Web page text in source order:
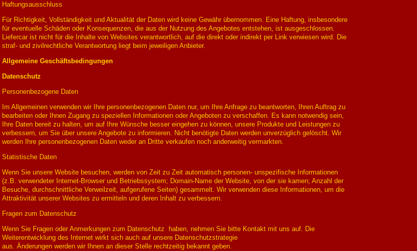
Haftungsausschluss
Für Richtigkeit, Vollständigkeit und Aktualität der Daten wird keine Gewähr übernommen. Eine Haftung, insbesondere
für eventuelle Schäden oder Konsequenzen, die aus der Nutzung des Angebotes entstehen, ist ausgeschlossen.
Liefercar ist nicht für die Inhalte von Websites verantwortlich, auf die direkt oder indirekt per Link verwiesen wird. Die
straf- und zivilrechtliche Verantwortung liegt beim jeweiligen Anbieter.
Allgemeine Geschäftsbedingungen
Datenschutz
Personenbezogene Daten
Im Allgemeinen verwenden wir Ihre personenbezogenen Daten nur, um Ihre Anfrage zu beantworten, Ihren Auftrag zu
bearbeiten oder Ihnen Zugang zu speziellen Informationen oder Angeboten zu verschaffen. Es kann notwendig sein,
Ihre Daten bereit zu halten, um auf Ihre Wünsche besser eingehen zu können, unsere Produkte und Leistungen zu
verbessern, um Sie über unsere Angebote zu informieren. Nicht benötigte Daten werden unverzüglich gelöscht. Wir
werden Ihre personenbezogenen Daten weder an Dritte verkaufen noch anderweitig vermarkten.
Statistische Daten
Wenn Sie unsere Website besuchen, werden von Zeit zu Zeit automatisch personen- unspezifische Informationen
(z.B. verwendeter Internet-Browser und Betriebssystem; Domain-Name der Website, von der sie kamen; Anzahl der
Besuche, durchschnittliche Verweilzeit, aufgerufene Seiten) gesammelt. Wir verwenden diese Informationen, um die
Attraktivität unserer Websites zu ermitteln und deren Inhalt zu verbessern.
Fragen zum Datenschutz
Wenn Sie Fragen oder Anmerkungen zum Datenschutz haben, nehmen Sie bitte Kontakt mit uns auf. Die
Weiterentwicklung des Internet wirkt sich auch auf unsere Datenschutzstrategie
aus. Änderungen werden wir Ihnen an dieser Stelle rechtzeitig bekannt geben.